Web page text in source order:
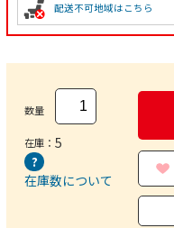
配送不可地域はこちら
数量
在庫： 5
在庫数について